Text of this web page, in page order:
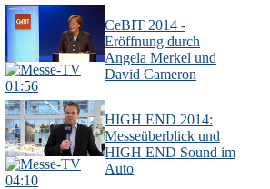
01:56
CeBIT 2014 -
Eröffnung durch
Angela Merkel und
David Cameron
04:10
HIGH END 2014:
Messeüberblick und
HIGH END Sound im
Auto